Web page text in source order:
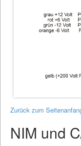
Zurück zum
NIM und